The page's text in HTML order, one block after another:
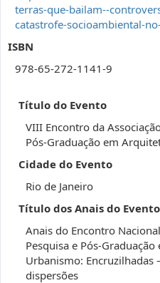
terras-que-bailam--
catastrofe-socioambiental-
ISBN
978-65-272-1141-9
Título do Evento
VIII Encontro da
Pós-Graduação em
Cidade do Evento
Rio de Janeiro
Título dos Anais do Evento
Anais do Encontro
Pesquisa e Pós-
Urbanismo: Encruzilhadas
dispersões